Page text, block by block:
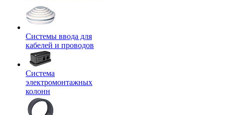
Системы ввода для
кабелей и проводов
Система
электромонтажных
колонн